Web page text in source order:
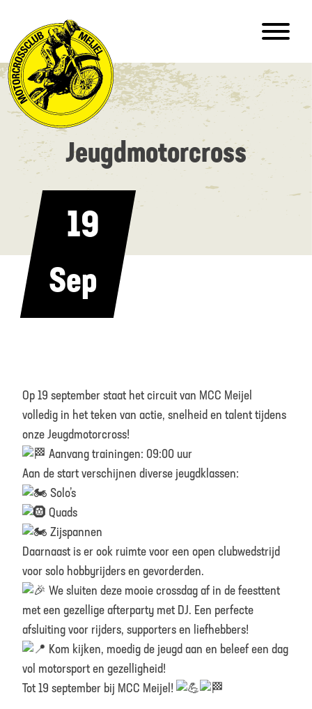
Jeugdmotorcross
19
Sep
Op 19 september staat het circuit van MCC Meijel
volledig in het teken van actie, snelheid en talent tijdens
onze Jeugdmotorcross!
Aanvang trainingen: 09:00 uur
Aan de start verschijnen diverse jeugdklassen:
Solo’s
Quads
Zijspannen
Daarnaast is er ook ruimte voor een open clubwedstrijd
voor solo hobbyrijders en gevorderden.
We sluiten deze mooie crossdag af in de feesttent
met een gezellige afterparty met DJ. Een perfecte
afsluiting voor rijders, supporters en liefhebbers!
Kom kijken, moedig de jeugd aan en beleef een dag
vol motorsport en gezelligheid!
Tot 19 september bij MCC Meijel!